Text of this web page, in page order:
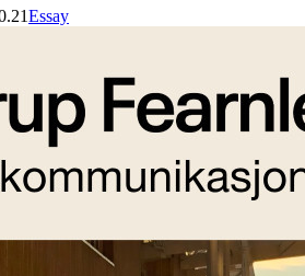
Essay